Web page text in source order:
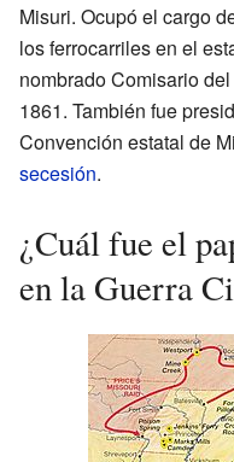
Misuri. Ocupó el cargo
los ferrocarriles en el
nombrado Comisario
1861. También fue
Convención estatal de
secesión.
¿Cuál fue el
en la Guerra